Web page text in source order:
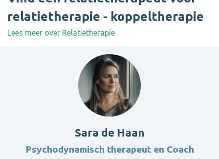
relatietherapie - koppeltherapie
Lees meer over Relatietherapie
Sara de Haan
Psychodynamisch therapeut en Coach